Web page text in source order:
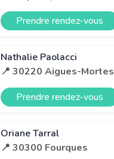
Prendre rendez-vous
Nathalie Paolacci
📍 30220 Aigues-Mortes
Prendre rendez-vous
Oriane Tarral
📍 30300 Fourques